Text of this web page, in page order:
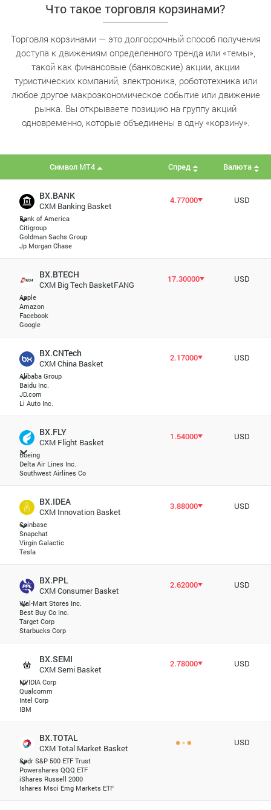
Что такое торговля корзинами?
Торговля корзинами — это долгосрочный способ получения
доступа к движениям определенного тренда или «темы»,
такой как финансовые (банковские) акции, акции
туристических компаний, электроника, робототехника или
любое другое макроэкономическое событие или движение
рынка. Вы открываете позицию на группу акций
одновременно, которые объединены в одну «корзину».
Символ MT4 Спред Валюта
BX.BANK
CXM Banking Basket
Bank of America
Citigroup
Goldman Sachs Group
Jp Morgan Chase
4.77000 USD
BX.BTECH
CXM Big Tech BasketFANG
Apple
Amazon
Facebook
Google
17.30000 USD
BX.CNTech
CXM China Basket
Alibaba Group
Baidu Inc.
JD.com
Li Auto Inc.
2.17000 USD
BX.FLY
CXM Flight Basket
Boeing
Delta Air Lines Inc.
Southwest Airlines Co
1.54000 USD
BX.IDEA
CXM Innovation Basket
Coinbase
Snapchat
Virgin Galactic
Tesla
3.88000 USD
BX.PPL
CXM Consumer Basket
Wal-Mart Stores Inc.
Best Buy Co Inc.
Target Corp
Starbucks Corp
2.62000 USD
BX.SEMI
CXM Semi Basket
NVIDIA Corp
Qualcomm
Intel Corp
IBM
2.78000 USD
BX.TOTAL
CXM Total Market Basket
Spdr S&P 500 ETF Trust
Powershares QQQ ETF
iShares Russell 2000
Ishares Msci Emg Markets ETF
USD